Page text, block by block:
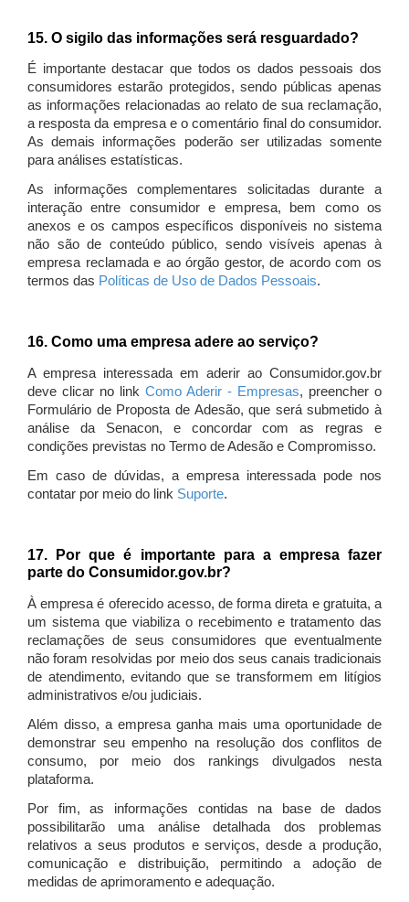
15. O sigilo das informações será resguardado?
É importante destacar que todos os dados pessoais dos
consumidores estarão protegidos, sendo públicas apenas
as informações relacionadas ao relato de sua reclamação,
a resposta da empresa e o comentário final do consumidor.
As demais informações poderão ser utilizadas somente
para análises estatísticas.
As informações complementares solicitadas durante a
interação entre consumidor e empresa, bem como os
anexos e os campos específicos disponíveis no sistema
não são de conteúdo público, sendo visíveis apenas à
empresa reclamada e ao órgão gestor, de acordo com os
termos das Políticas de Uso de Dados Pessoais.
16. Como uma empresa adere ao serviço?
A empresa interessada em aderir ao Consumidor.gov.br
deve clicar no link Como Aderir - Empresas, preencher o
Formulário de Proposta de Adesão, que será submetido à
análise da Senacon, e concordar com as regras e
condições previstas no Termo de Adesão e Compromisso.
Em caso de dúvidas, a empresa interessada pode nos
contatar por meio do link Suporte.
17. Por que é importante para a empresa fazer
parte do Consumidor.gov.br?
À empresa é oferecido acesso, de forma direta e gratuita, a
um sistema que viabiliza o recebimento e tratamento das
reclamações de seus consumidores que eventualmente
não foram resolvidas por meio dos seus canais tradicionais
de atendimento, evitando que se transformem em litígios
administrativos e/ou judiciais.
Além disso, a empresa ganha mais uma oportunidade de
demonstrar seu empenho na resolução dos conflitos de
consumo, por meio dos rankings divulgados nesta
plataforma.
Por fim, as informações contidas na base de dados
possibilitarão uma análise detalhada dos problemas
relativos a seus produtos e serviços, desde a produção,
comunicação e distribuição, permitindo a adoção de
medidas de aprimoramento e adequação.